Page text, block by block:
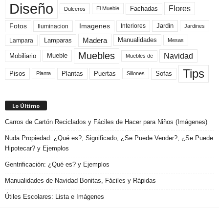
Diseño Dulceros El Mueble Fachadas Flores
Fotos Iluminacion Imagenes Interiores Jardin Jardines
Lampara Lamparas Madera Manualidades Mesas
Mobiliario Mueble Muebles Muebles de Navidad
Pisos Planta Plantas Puertas Sillones Sofas Tips
Lo Último
Carros de Cartón Reciclados y Fáciles de Hacer para Niños (Imágenes)
Nuda Propiedad: ¿Qué es?, Significado, ¿Se Puede Vender?, ¿Se Puede
Hipotecar? y Ejemplos
Gentrificación: ¿Qué es? y Ejemplos
Manualidades de Navidad Bonitas, Fáciles y Rápidas
Útiles Escolares: Lista e Imágenes